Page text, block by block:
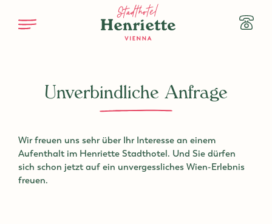
+43 1
Unverbindliche Anfrage
Wir freuen uns sehr über Ihr Interesse an einem
Aufenthalt im Henriette Stadthotel. Und Sie dürfen
sich schon jetzt auf ein unvergessliches Wien-Erlebnis
freuen.